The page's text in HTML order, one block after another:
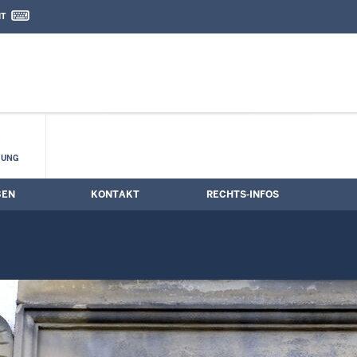
Kontaktformular
KONTAKT RECHTS-INFOS